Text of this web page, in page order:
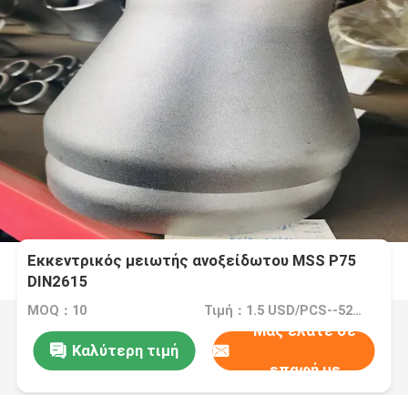
Εκκεντρικός μειωτής ανοξείδωτου MSS P75
DIN2615
MOQ：10 Τιμή：1.5 USD/PCS--5280/PCS
Καλύτερη τιμή
Μας ελάτε σε
επαφή με